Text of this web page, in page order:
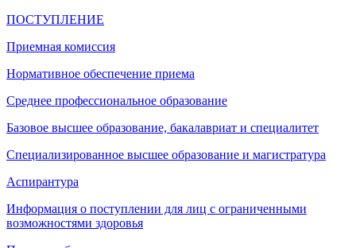
ПОСТУПЛЕНИЕ
Приемная комиссия
Нормативное обеспечение приема
Среднее профессиональное образование
Базовое высшее образование, бакалавриат и специалитет
Специализированное высшее образование и магистратура
Аспирантура
Информация о поступлении для лиц с ограниченными
возможностями здоровья